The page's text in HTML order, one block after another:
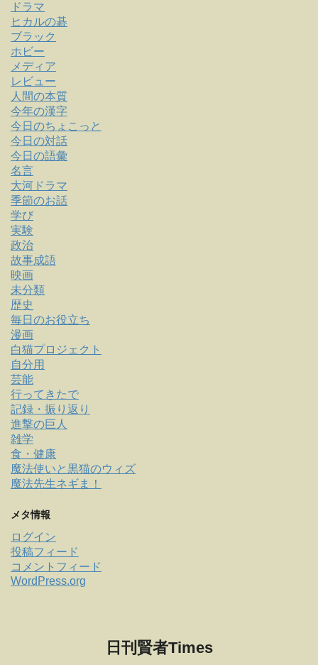
ドラマ
ヒカルの碁
ブラック
ホビー
メディア
レビュー
人間の本質
今年の漢字
今日のちょこっと
今日の対話
今日の語彙
名言
大河ドラマ
季節のお話
学び
実験
政治
故事成語
映画
未分類
歴史
毎日のお役立ち
漫画
白猫プロジェクト
自分用
芸能
行ってきたで
記録・振り返り
進撃の巨人
雑学
食・健康
魔法使いと黒猫のウィズ
魔法先生ネギま！
メタ情報
ログイン
投稿フィード
コメントフィード
WordPress.org
日刊賢者Times